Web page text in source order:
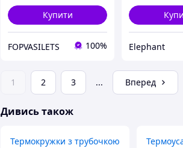
Купити
FOPVASILETS 100% Elephant
1 2 3 ... Вперед
Дивись також
Термокружки з трубочкою